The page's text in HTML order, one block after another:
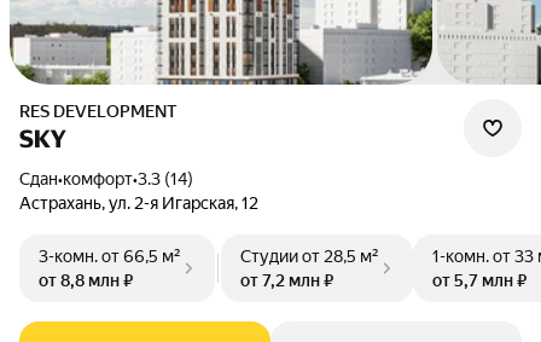
RES DEVELOPMENT
SKY
Сдан•комфорт•3.3 (14)
Астрахань, ул. 2-я Игарская, 12
3-комн.от 66,5 м²
от 8,8 млн ₽
Студииот 28,5 м²
от 7,2 млн ₽
1-комн.от 33
от 5,7 млн ₽